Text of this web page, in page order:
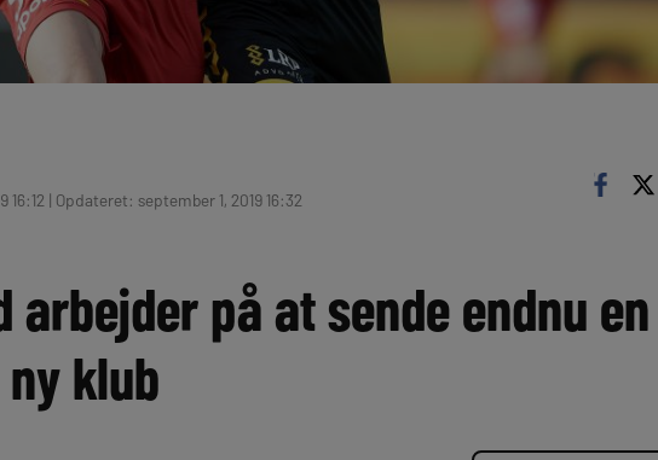
16:12 | Opdateret: september 1, 2019 16:32
arbejder på at sende endnu en
klub